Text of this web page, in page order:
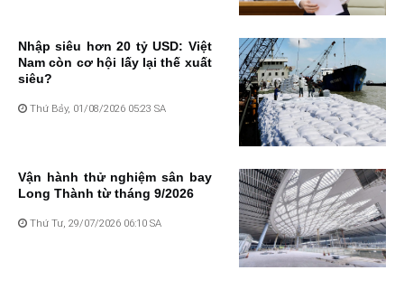
Nhập siêu hơn 20 tỷ USD: Việt
Nam còn cơ hội lấy lại thế xuất
siêu?
Thứ Bảy, 01/08/2026 05:23 SA
Vận hành thử nghiệm sân bay
Long Thành từ tháng 9/2026
Thứ Tư, 29/07/2026 06:10 SA